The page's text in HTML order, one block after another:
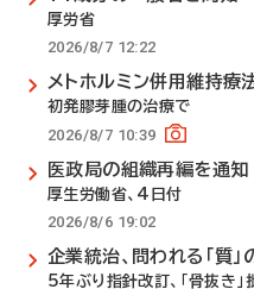
厚労省
2026/8/7 12:22
メトホルミン併用維持療
初発膠芽腫の治療で
2026/8/7 10:39
医政局の組織再編を通知
厚生労働省、4日付
2026/8/6 19:02
企業統治、問われる「質」
5年ぶり指針改訂、「骨抜き」